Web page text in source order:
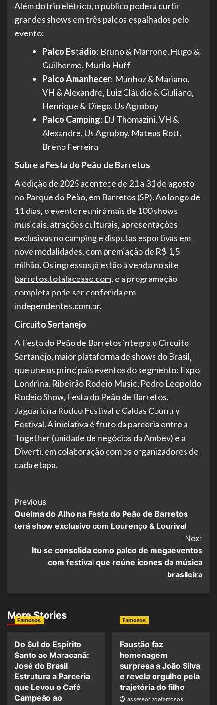
Além do trio elétrico, o público poderá curtir
grandes shows em três palcos espalhados pelo
evento:
Palco Estádio: Bruno & Marrone, Hugo &
Guilherme, Murilo Huff
Palco Amanhecer: Munhoz & Mariano,
VH & Alexandre, Luiz Cláudio & Giuliano,
Henrique & Diego, Us Agroboy
Palco Camping: DJ Thomazini, VH &
Alexandre, Us Agroboy, Mateus Rott,
Breno Ferreira
Sobre a Festa do Peão de Barretos
A edição de 2025 acontece de 21 a 31 de agosto
no Parque do Peão, em Barretos (SP). Ao longo de
11 dias, o evento reunirá mais de 100 shows
musicais, atrações culturais, apresentações
exclusivas no camping e disputas esportivas em
nove modalidades, com premiação de R$ 1,5
milhão. Os ingressos já estão à venda no site
barretos.totalacesso.com, e a programação
completa pode ser conferida em
independentes.com.br.
Circuito Sertanejo
A Festa do Peão de Barretos integra o Circuito
Sertanejo, maior plataforma de shows do Brasil,
que une os principais eventos do segmento: Expo
Londrina, Ribeirão Rodeio Music, Pedro Leopoldo
Rodeio Show, Festa do Peão de Barretos,
Jaguariúna Rodeo Festival e Caldas Country
Festival. A iniciativa é fruto da parceria entre a
Together (unidade de negócios da Ambev) e a
Diverti, em colaboração com os organizadores de
cada etapa.
Post
Navigation
Previous
Queima do Alho na Festa do Peão de Barretos
terá show exclusivo com Lourenço & Lourival
Next
Itu se consolida como palco de megaeventos
com festival que reúne ícones da música
brasileira
More Stories
Famosos
Do Sul do Espírito
Santo ao Maracanã:
José do Brasil
Estrutura a Parceria
que Levou o Café
Campeão ao
Famosos
Faustão faz
homenagem
surpresa a João Silva
e revela orgulho pela
trajetória do filho
assessoriadefamosos